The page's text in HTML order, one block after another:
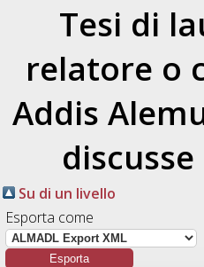
Tesi di
relatore o
Addis
Su di un livello
Esporta come